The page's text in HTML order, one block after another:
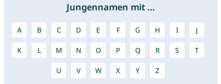
Jungennamen mit ...
A B C D E F G H I J
K L M N O P Q R S T
U V W X Y Z